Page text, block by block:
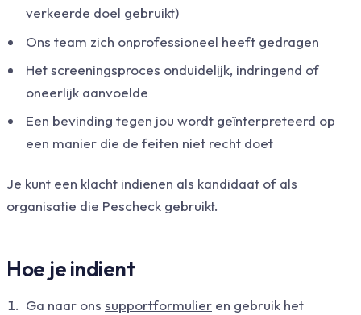
verkeerde doel gebruikt)
Ons team zich onprofessioneel heeft gedragen
Het screeningsproces onduidelijk, indringend of
oneerlijk aanvoelde
Een bevinding tegen jou wordt geïnterpreteerd op
een manier die de feiten niet recht doet
Je kunt een klacht indienen als kandidaat of als
organisatie die Pescheck gebruikt.
Hoe je indient
Ga naar ons supportformulier en gebruik het